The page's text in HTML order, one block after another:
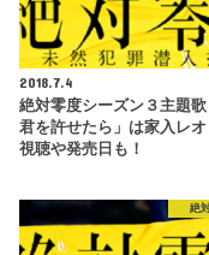
2018.7.4
絶対零度シーズン３主題
君を許せたら」は家入レ
視聴や発売日も！
絶